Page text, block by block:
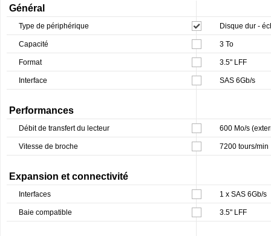
Général
Type de périphérique Disque dur -
Capacité 3 To
Format 3.5" LFF
Interface SAS 6Gb/s
Performances
Débit de transfert du lecteur 600 Mo/s
Vitesse de broche 7200 tours/min
Expansion et connectivité
Interfaces 1 x SAS 6Gb/s
Baie compatible 3.5" LFF